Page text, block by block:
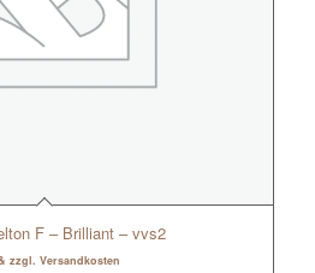
F – Brilliant – vvs2
zzgl. Versandkosten